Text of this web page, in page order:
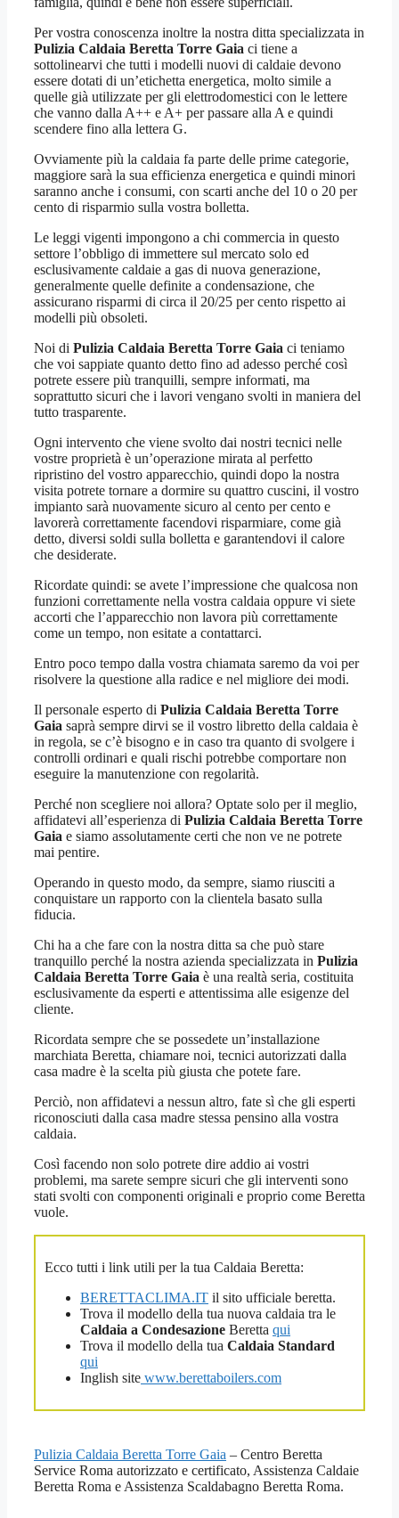
Per vostra conoscenza inoltre la nostra ditta specializzata in
Pulizia Caldaia Beretta Torre Gaia ci tiene a
sottolinearvi che tutti i modelli nuovi di caldaie devono
essere dotati di un’etichetta energetica, molto simile a
quelle già utilizzate per gli elettrodomestici con le lettere
che vanno dalla A++ e A+ per passare alla A e quindi
scendere fino alla lettera G.
Ovviamente più la caldaia fa parte delle prime categorie,
maggiore sarà la sua efficienza energetica e quindi minori
saranno anche i consumi, con scarti anche del 10 o 20 per
cento di risparmio sulla vostra bolletta.
Le leggi vigenti impongono a chi commercia in questo
settore l’obbligo di immettere sul mercato solo ed
esclusivamente caldaie a gas di nuova generazione,
generalmente quelle definite a condensazione, che
assicurano risparmi di circa il 20/25 per cento rispetto ai
modelli più obsoleti.
Noi di Pulizia Caldaia Beretta Torre Gaia ci teniamo
che voi sappiate quanto detto fino ad adesso perché così
potrete essere più tranquilli, sempre informati, ma
soprattutto sicuri che i lavori vengano svolti in maniera del
tutto trasparente.
Ogni intervento che viene svolto dai nostri tecnici nelle
vostre proprietà è un’operazione mirata al perfetto
ripristino del vostro apparecchio, quindi dopo la nostra
visita potrete tornare a dormire su quattro cuscini, il vostro
impianto sarà nuovamente sicuro al cento per cento e
lavorerà correttamente facendovi risparmiare, come già
detto, diversi soldi sulla bolletta e garantendovi il calore
che desiderate.
Ricordate quindi: se avete l’impressione che qualcosa non
funzioni correttamente nella vostra caldaia oppure vi siete
accorti che l’apparecchio non lavora più correttamente
come un tempo, non esitate a contattarci.
Entro poco tempo dalla vostra chiamata saremo da voi per
risolvere la questione alla radice e nel migliore dei modi.
Il personale esperto di Pulizia Caldaia Beretta Torre
Gaia saprà sempre dirvi se il vostro libretto della caldaia è
in regola, se c’è bisogno e in caso tra quanto di svolgere i
controlli ordinari e quali rischi potrebbe comportare non
eseguire la manutenzione con regolarità.
Perché non scegliere noi allora? Optate solo per il meglio,
affidatevi all’esperienza di Pulizia Caldaia Beretta Torre
Gaia e siamo assolutamente certi che non ve ne potrete
mai pentire.
Operando in questo modo, da sempre, siamo riusciti a
conquistare un rapporto con la clientela basato sulla
fiducia.
Chi ha a che fare con la nostra ditta sa che può stare
tranquillo perché la nostra azienda specializzata in Pulizia
Caldaia Beretta Torre Gaia è una realtà seria, costituita
esclusivamente da esperti e attentissima alle esigenze del
cliente.
Ricordata sempre che se possedete un’installazione
marchiata Beretta, chiamare noi, tecnici autorizzati dalla
casa madre è la scelta più giusta che potete fare.
Perciò, non affidatevi a nessun altro, fate sì che gli esperti
riconosciuti dalla casa madre stessa pensino alla vostra
caldaia.
Così facendo non solo potrete dire addio ai vostri
problemi, ma sarete sempre sicuri che gli interventi sono
stati svolti con componenti originali e proprio come Beretta
vuole.
Ecco tutti i link utili per la tua Caldaia Beretta:
BERETTACLIMA.IT il sito ufficiale beretta.
Trova il modello della tua nuova caldaia tra le
Caldaia a Condesazione Beretta qui
Trova il modello della tua Caldaia Standard
qui
Inglish site www.berettaboilers.com
Pulizia Caldaia Beretta Torre Gaia – Centro Beretta
Service Roma autorizzato e certificato, Assistenza Caldaie
Beretta Roma e Assistenza Scaldabagno Beretta Roma.